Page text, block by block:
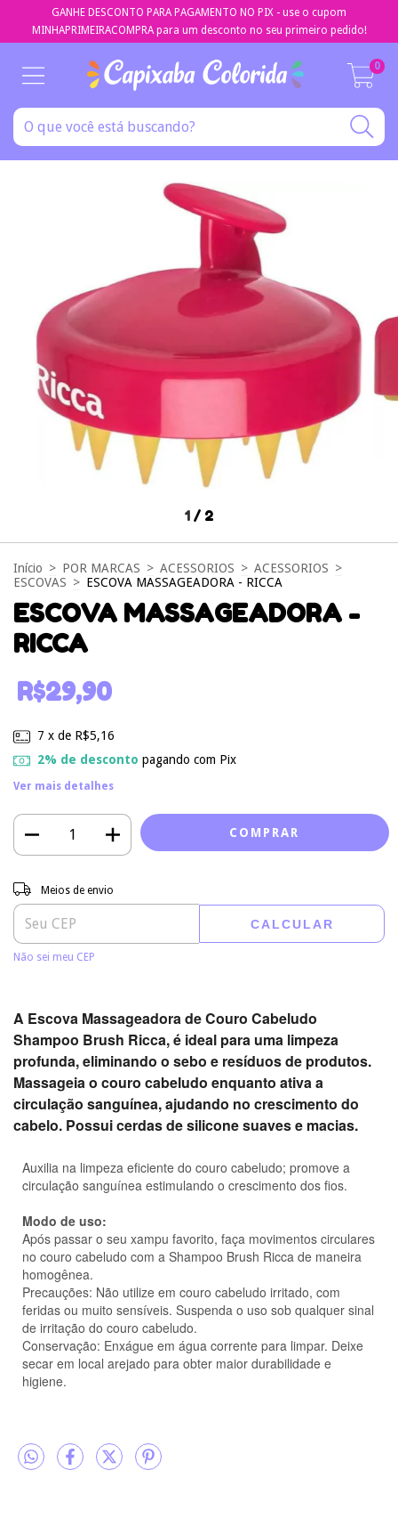
GANHE DESCONTO PARA PAGAMENTO NO PIX - use o cupom
MINHAPRIMEIRACOMPRA para um desconto no seu primeiro pedido!
0
1 / 2
Início > POR MARCAS > ACESSORIOS > ACESSORIOS >
ESCOVAS > ESCOVA MASSAGEADORA - RICCA
ESCOVA MASSAGEADORA -
RICCA
R$29,90
7 x de R$5,16
2% de desconto pagando com Pix
Ver mais detalhes
Entregas para o CEP:
Meios de envio
CALCULAR
Não sei meu CEP
A Escova Massageadora de Couro Cabeludo
Shampoo Brush Ricca, é ideal para uma limpeza
profunda, eliminando o sebo e resíduos de produtos.
Massageia o couro cabeludo enquanto ativa a
circulação sanguínea, ajudando no crescimento do
cabelo. Possui cerdas de silicone suaves e macias.
Auxilia na limpeza eficiente do couro cabeludo; promove a
circulação sanguínea estimulando o crescimento dos fios.
Modo de uso:
Após passar o seu xampu favorito, faça movimentos circulares
no couro cabeludo com a Shampoo Brush Ricca de maneira
homogênea.
Precauções: Não utilize em couro cabeludo irritado, com
feridas ou muito sensíveis. Suspenda o uso sob qualquer sinal
de irritação do couro cabeludo.
Conservação: Enxágue em água corrente para limpar. Deixe
secar em local arejado para obter maior durabilidade e
higiene.